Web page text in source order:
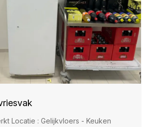
Locatie : Gelijkvloers - Keuken